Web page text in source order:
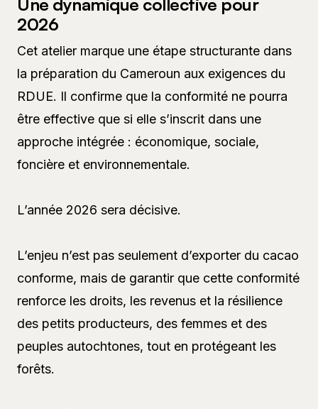
Une dynamique collective pour
2026
Cet atelier marque une étape structurante dans
la préparation du Cameroun aux exigences du
RDUE. Il confirme que la conformité ne pourra
être effective que si elle s’inscrit dans une
approche intégrée : économique, sociale,
foncière et environnementale.
L’année 2026 sera décisive.
L’enjeu n’est pas seulement d’exporter du cacao
conforme, mais de garantir que cette conformité
renforce les droits, les revenus et la résilience
des petits producteurs, des femmes et des
peuples autochtones, tout en protégeant les
forêts.